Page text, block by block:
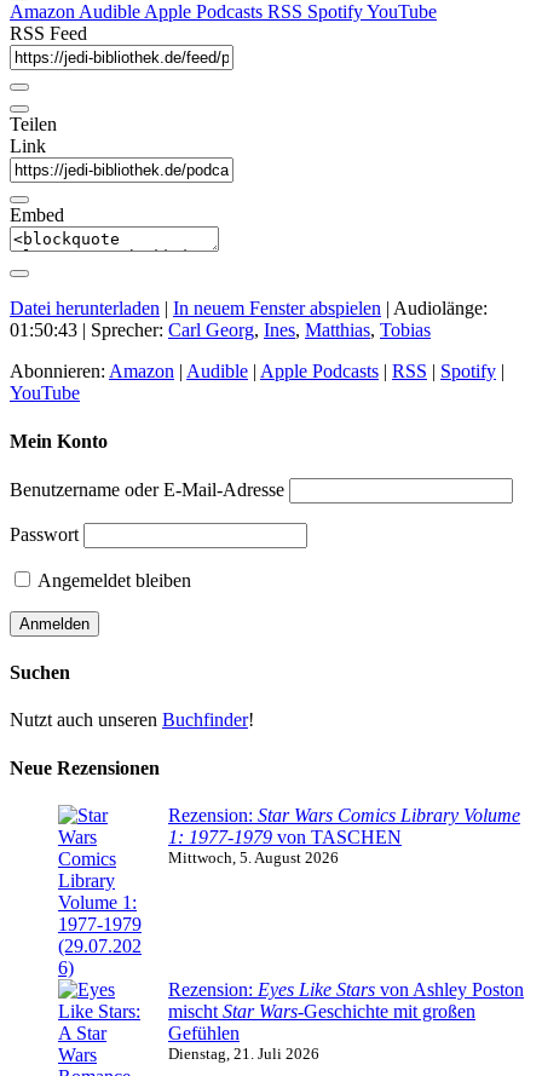
Amazon Audible Apple Podcasts RSS SpotifyYouTube
RSS Feed
Teilen
Link
Embed
Datei herunterladen | In neuem Fenster abspielen | Audiolänge:
01:50:43 | Sprecher: Carl Georg, Ines, Matthias, Tobias
Abonnieren: Amazon | Audible | Apple Podcasts | RSS | Spotify |
YouTube
Mein Konto
Benutzername oder E-Mail-Adresse
Passwort
Angemeldet bleiben
Suchen
Nutzt auch unseren Buchfinder!
Neue Rezensionen
Rezension: Star Wars Comics Library Volume
1: 1977-1979 von TASCHEN
Mittwoch, 5. August 2026
Rezension: Eyes Like Stars von Ashley Poston
mischt Star Wars-Geschichte mit großen
Gefühlen
Dienstag, 21. Juli 2026